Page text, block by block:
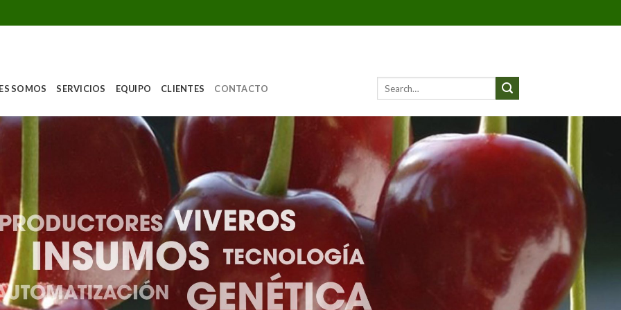
SOMOS SERVICIOS EQUIPO CLIENTES CONTACTO